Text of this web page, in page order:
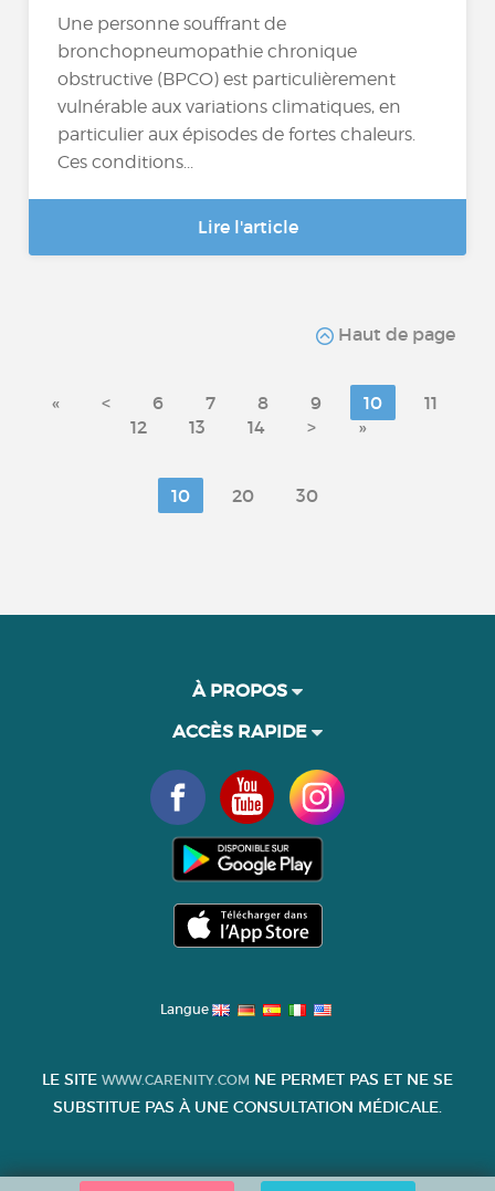
Une personne souffrant de
bronchopneumopathie chronique
obstructive (BPCO) est particulièrement
vulnérable aux variations climatiques, en
particulier aux épisodes de fortes chaleurs.
Ces conditions...
Lire l'article
Haut de page
« < 6 7 8 9 10
11
12
13 14 > »
10 20 30
À PROPOS
ACCÈS RAPIDE
Langue
LE SITE WWW.CARENITY.COM NE PERMET PAS ET NE SE
SUBSTITUE PAS À UNE CONSULTATION MÉDICALE.